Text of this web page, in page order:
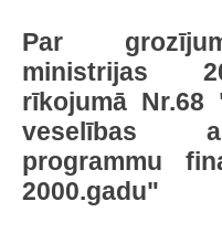
Par
ministrijas
rīkojumā Nr.68
veselības
programmu
2000.gadu"